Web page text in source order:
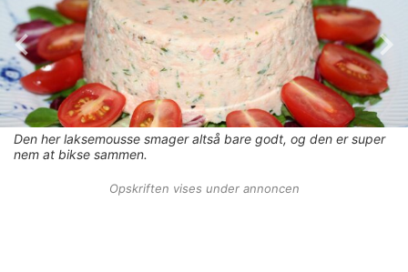
Den her laksemousse smager altså bare godt, og den er super
nem at bikse sammen.
Opskriften vises under annoncen